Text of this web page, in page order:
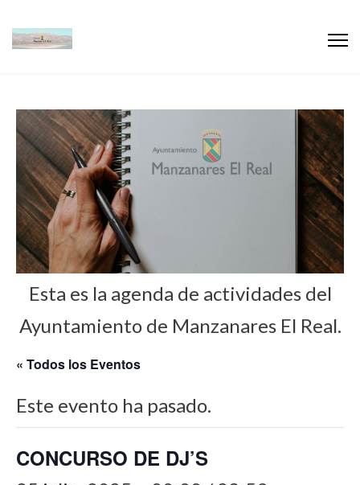
Esta es la agenda de actividades del
Ayuntamiento de Manzanares El Real.
« Todos los Eventos
Este evento ha pasado.
CONCURSO DE DJ’S